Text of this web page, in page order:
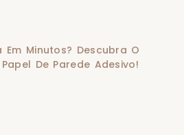
Em Minutos? Descubra O
De Parede Adesivo!